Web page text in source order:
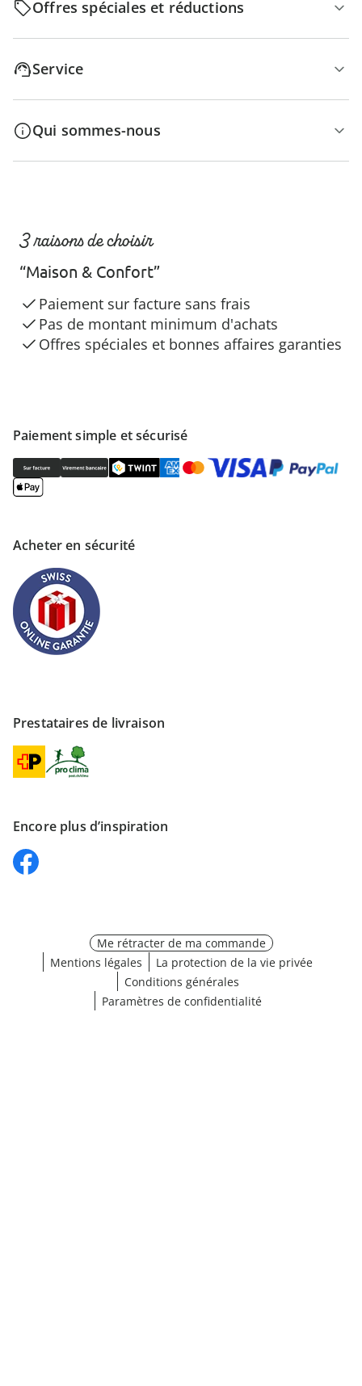
Offres spéciales et réductions
Service
Qui sommes-nous
Paiement simple et sécurisé
Acheter en sécurité
Prestataires de livraison
Encore plus d’inspiration
3 raisons de choisir
“Maison & Confort”
Paiement sur facture sans frais
Pas de montant minimum d'achats
Offres spéciales et bonnes affaires garanties
Me rétracter de ma commande
Mentions légales
La protection de la vie privée
Conditions générales
Paramètres de confidentialité